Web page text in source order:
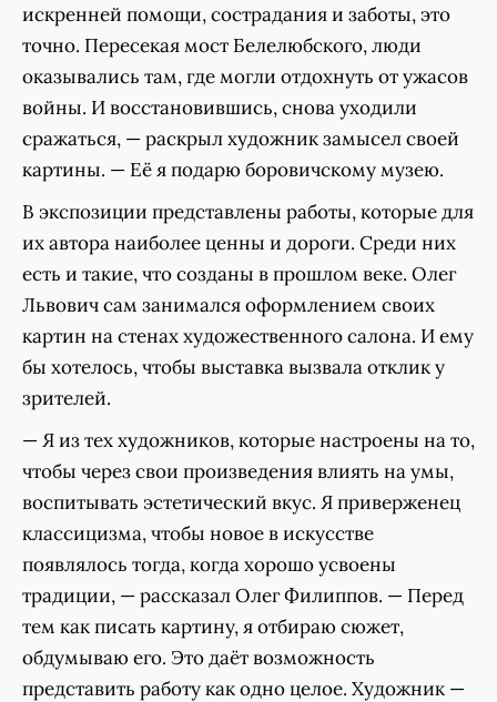
искренней помощи, сострадания и заботы, это
точно. Пересекая мост Белелюбского, люди
оказывались там, где могли отдохнуть от ужасов
войны. И восстановившись, снова уходили
сражаться, — раскрыл художник замысел своей
картины. — Её я подарю боровичскому музею.
В экспозиции представлены работы, которые для
их автора наиболее ценны и дороги. Среди них
есть и такие, что созданы в прошлом веке. Олег
Львович сам занимался оформлением своих
картин на стенах художественного салона. И ему
бы хотелось, чтобы выставка вызвала отклик у
зрителей.
— Я из тех художников, которые настроены на то,
чтобы через свои произведения влиять на умы,
воспитывать эстетический вкус. Я приверженец
классицизма, чтобы новое в искусстве
появлялось тогда, когда хорошо усвоены
традиции, — рассказал Олег Филиппов. — Перед
тем как писать картину, я отбираю сюжет,
обдумываю его. Это даёт возможность
представить работу как одно целое. Художник —